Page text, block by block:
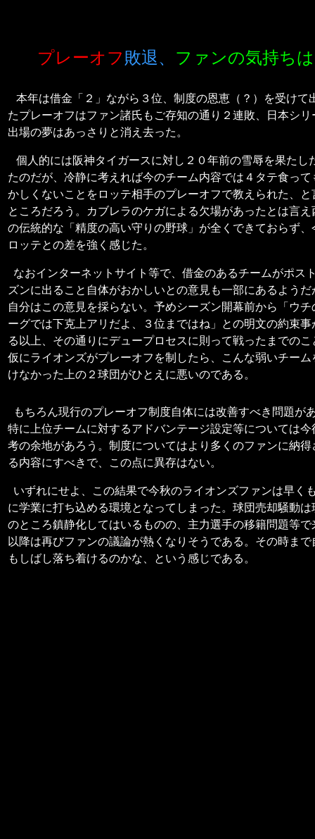
プレーオフ敗退、 ファンの気持ちは
本年は借金「２」ながら３位、制度の恩恵（？）を受けて
たプレーオフはファン諸氏もご存知の通り２連敗、日本シリ
出場の夢はあっさりと消え去った。
個人的には阪神タイガースに対し２０年前の雪辱を果たし
たのだが、冷静に考えれば今のチーム内容では４タテ食って
かしくないことをロッテ相手のプレーオフで教えられた、と
ところだろう。カブレラのケガによる欠場があったとは言え
の伝統的な「精度の高い守りの野球」が全くできておらず、
ロッテとの差を強く感じた。
なおインターネットサイト等で、借金のあるチームがポス
ズンに出ること自体がおかしいとの意見も一部にあるようだ
自分はこの意見を採らない。予めシーズン開幕前から「ウチ
ーグでは下克上アリだよ、３位まではね」との明文の約束事
る以上、その通りにデュープロセスに則って戦ったまでのこ
仮にライオンズがプレーオフを制したら、こんな弱いチーム
けなかった上の２球団がひとえに悪いのである。
もちろん現行のプレーオフ制度自体には改善すべき問題が
特に上位チームに対するアドバンテージ設定等については今
考の余地があろう。制度についてはより多くのファンに納得
る内容にすべきで、この点に異存はない。
いずれにせよ、この結果で今秋のライオンズファンは早く
に学業に打ち込める環境となってしまった。球団売却騒動は
のところ鎮静化してはいるものの、主力選手の移籍問題等で
以降は再びファンの議論が熱くなりそうである。その時まで
もしばし落ち着けるのかな、という感じである。